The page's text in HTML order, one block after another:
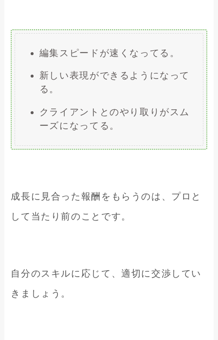
編集スピードが速くなってる。
新しい表現ができるようになって
る。
クライアントとのやり取りがスム
ーズになってる。
成長に見合った報酬をもらうのは、プロと
して当たり前のことです。
自分のスキルに応じて、適切に交渉してい
きましょう。